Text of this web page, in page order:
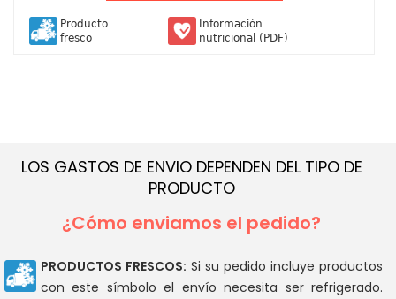
Producto
fresco
Información
nutricional (PDF)
LOS GASTOS DE ENVIO DEPENDEN DEL TIPO DE
PRODUCTO
¿Cómo enviamos el pedido?
PRODUCTOS FRESCOS: Si su pedido incluye productos
con este símbolo el envío necesita ser refrigerado.